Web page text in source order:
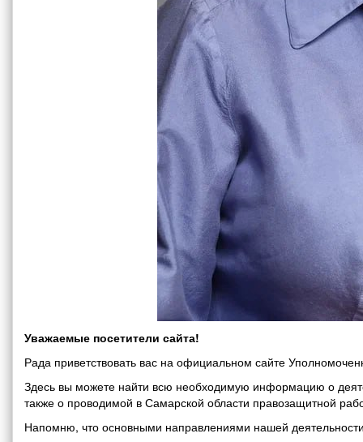
Уважаемые посетители сайта!
Рада приветствовать вас на официальном сайте
Здесь вы можете найти всю необходимую информацию о
также о проводимой в Самарской области правозащитной
Напомню, что основными направлениями нашей